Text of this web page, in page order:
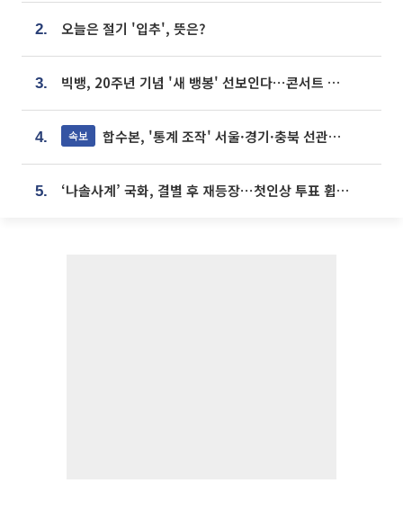
2. 오늘은 절기 '입추', 뜻은?
3. 빅뱅, 20주년 기념 '새 뱅봉' 선보인다⋯콘서트 앞두고 팝업 개최
4. 속보 합수본, '통계 조작' 서울·경기·충북 선관위 등 추가 압수수색
5. ‘나솔사계’ 국화, 결별 후 재등장⋯첫인상 투표 휩쓸고 ‘인기녀’ 등극